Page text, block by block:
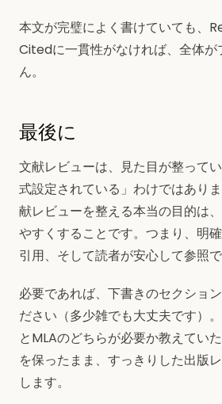
本文が完璧によく書けていても
Citedに一貫性がなければ、全体が
ん。
最後に
文献レビューは、見た目が整って
式設定されている」わけではあり
献レビューを整える本当の目的は
やすくすることです。つまり、明
引用、そして読者が安心して参照
必要であれば、下書きのセクショ
ださい（多少雑でも大丈夫です）
とMLAのどちらが必要か教えてい
を保ったまま、すっきりした出版
します。